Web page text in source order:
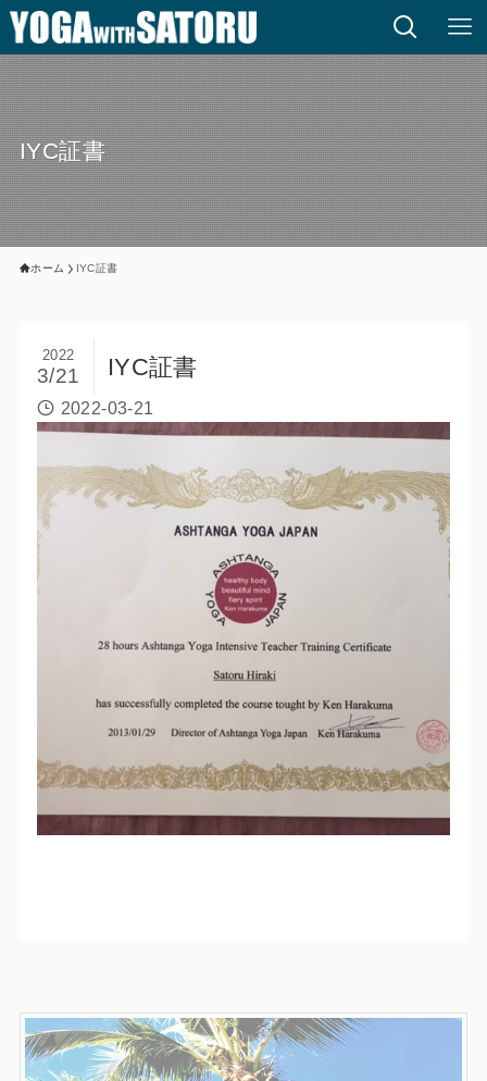
IYC証書
ホーム IYC証書
IYC証書
2022
3/21
2022-03-21